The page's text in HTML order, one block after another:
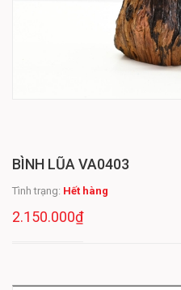
BÌNH LŨA VA0403
Tình trạng: Hết hàng
2.150.000₫